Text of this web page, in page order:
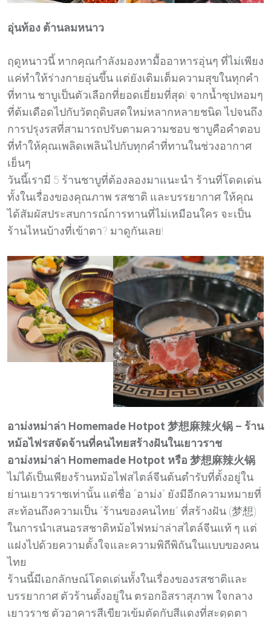
อุ่นท้อง ต้านลมหนาว
ฤดูหนาวนี้ หากคุณกำลังมองหามื้ออาหารอุ่นๆ ที่ไม่เพียง
แค่ทำให้ร่างกายอุ่นขึ้น แต่ยังเติมเต็มความสุขในทุกคำ
ที่ทาน ชาบูเป็นตัวเลือกที่ยอดเยี่ยมที่สุด! จากน้ำซุปหอมๆ
ที่ต้มเดือดไปกับวัตถุดิบสดใหม่หลากหลายชนิด ไปจนถึง
การปรุงรสที่สามารถปรับตามความชอบ ชาบูคือคำตอบ
ที่ทำให้คุณเพลิดเพลินไปกับทุกคำที่ทานในช่วงอากาศ
เย็นๆ
วันนี้เรามี 5 ร้านชาบูที่ต้องลองมาแนะนำ ร้านที่โดดเด่น
ทั้งในเรื่องของคุณภาพ รสชาติ และบรรยากาศ ให้คุณ
ได้สัมผัสประสบการณ์การทานที่ไม่เหมือนใคร จะเป็น
ร้านไหนบ้างที่เข้าตา? มาดูกันเลย!
อาม่งหม่าล่า Homemade Hotpot 梦想麻辣火锅 – ร้าน
หม้อไฟรสจัดจ้านที่คนไทยสร้างฝันในเยาวราช
อาม่งหม่าล่า Homemade Hotpot หรือ 梦想麻辣火锅
ไม่ได้เป็นเพียงร้านหม้อไฟสไตล์จีนต้นตำรับที่ตั้งอยู่ใน
ย่านเยาวราชเท่านั้น แต่ชื่อ “อาม่ง” ยังมีอีกความหมายที่
สะท้อนถึงความเป็น “ร้านของคนไทย” ที่สร้างฝัน (梦想)
ในการนำเสนอรสชาติหม้อไฟหม่าล่าสไตล์จีนแท้ ๆ แต่
แฝงไปด้วยความตั้งใจและความพิถีพิถันในแบบของคน
ไทย
ร้านนี้มีเอกลักษณ์โดดเด่นทั้งในเรื่องของรสชาติและ
บรรยากาศ ตัวร้านตั้งอยู่ใน ตรอกอิสราสุภาพ ใจกลาง
เยาวราช ตัวอาคารสีเขียวเข้มตัดกับสีแดงที่สะดุดตา